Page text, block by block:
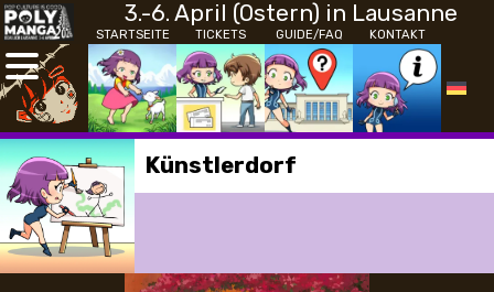
3.-6. April (Ostern) in Lausanne
STARTSEITE TICKETS GUIDE/FAQ KONTAKT
Künstlerdorf